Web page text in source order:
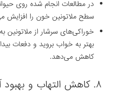
در مطالعات انجام شده روی
سطح ملاتونین خون را افزایش
خوراکی‌های سرشار از
بهتر به خواب بروید و دفعات
کاهش می‌دهد.
۸. کاهش التهاب و بهبود آرتریت